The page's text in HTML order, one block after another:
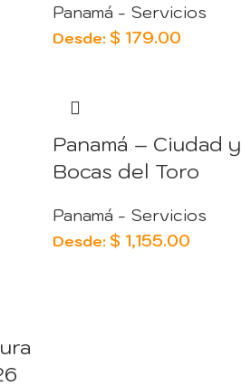
Panamá - Servicios
Desde: $ 179.00
Panamá – Ciudad y
Bocas del Toro
Panamá - Servicios
Desde: $ 1,155.00